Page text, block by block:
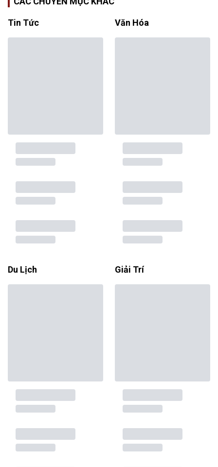
Tin Tức Văn Hóa
Du Lịch Giải Trí